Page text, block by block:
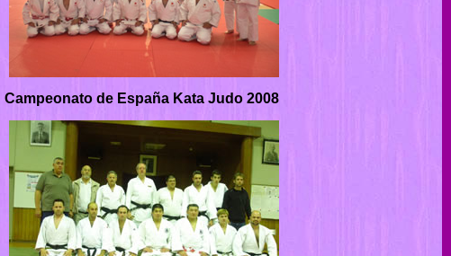
Campeonato de España Kata Judo 2008